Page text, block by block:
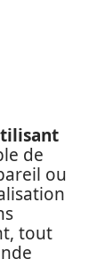
de
ou
tout